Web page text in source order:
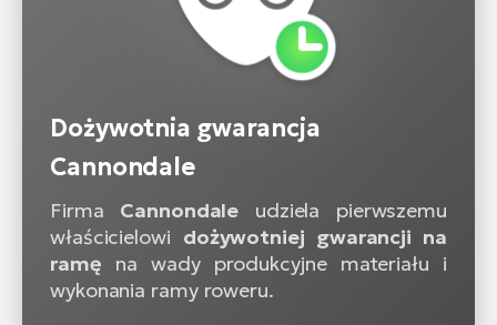
Dożywotnia gwarancja
Cannondale
Firma Cannondale udziela pierwszemu
właścicielowi dożywotniej gwarancji na
ramę na wady produkcyjne materiału i
wykonania ramy roweru.